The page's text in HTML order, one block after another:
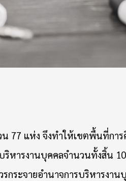
น 77 แห่ง จึงทำให้เขตพื้นที่กา
หารงานบุคคลจำนวนทั้งสิ้น
กระจายอำนาจการบริหารงา